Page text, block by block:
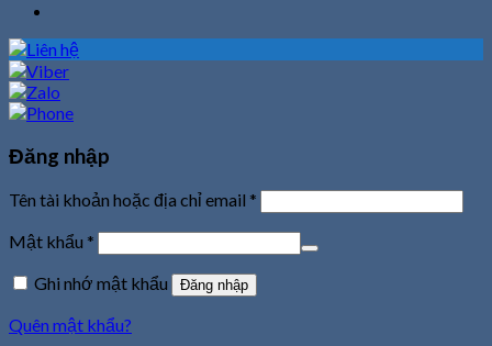
Đăng nhập
Tên tài khoản hoặc địa chỉ email *
Mật khẩu *
Ghi nhớ mật khẩu
Đăng nhập
Quên mật khẩu?